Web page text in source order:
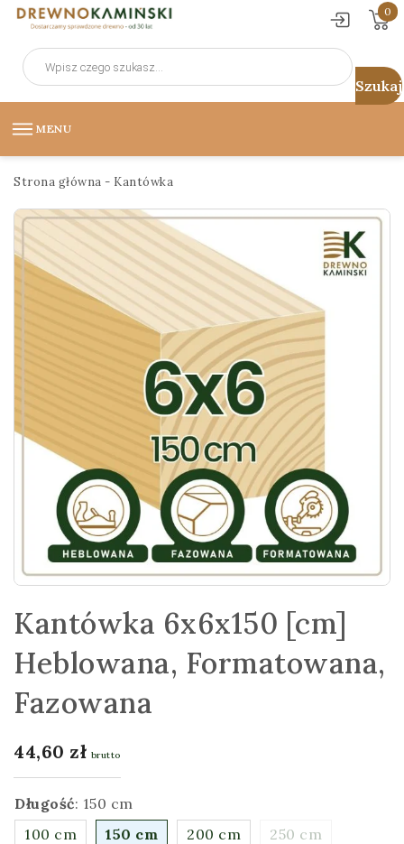
0
Wyszukiwarka
produktów
MENU
Strona główna - Kantówka
Kantówka 6x6x150 [cm]
Heblowana, Formatowana,
Fazowana
44,60 zł brutto
Długość: 150 cm
100 cm
150 cm 200 cm 250 cm